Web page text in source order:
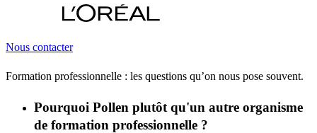
Nous contacter
Formation professionnelle : les questions qu’on nous pose souvent.
Pourquoi Pollen plutôt qu'un autre organisme
de formation professionnelle ?